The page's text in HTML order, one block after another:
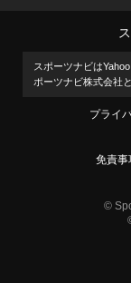
スポーツナビは
ポーツナビ株式会社
プライ
免責事
©